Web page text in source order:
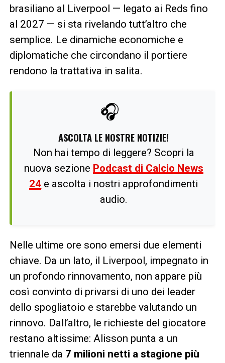
brasiliano al Liverpool — legato ai Reds fino
al 2027 — si sta rivelando tutt’altro che
semplice. Le dinamiche economiche e
diplomatiche che circondano il portiere
rendono la trattativa in salita.
🎧
ASCOLTA LE NOSTRE NOTIZIE!
Non hai tempo di leggere? Scopri la
nuova sezione Podcast di Calcio News
24 e ascolta i nostri approfondimenti
audio.
Nelle ultime ore sono emersi due elementi
chiave. Da un lato, il Liverpool, impegnato in
un profondo rinnovamento, non appare più
così convinto di privarsi di uno dei leader
dello spogliatoio e starebbe valutando un
rinnovo. Dall’altro, le richieste del giocatore
restano altissime: Alisson punta a un
triennale da 7 milioni netti a stagione più